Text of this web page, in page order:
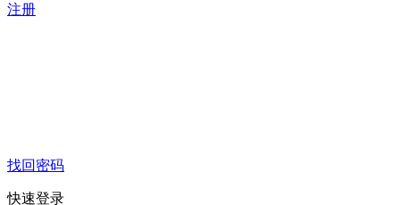
注册
找回密码
快速登录